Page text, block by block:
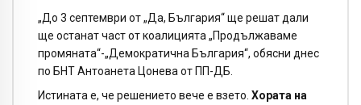
„До 3 септември от „Да, България“ ще решат дали
ще останат част от коалицията „Продължаваме
промяната“-„Демократична България“, обясни днес
по БНТ Антоанета Цонева от ПП-ДБ.
Истината е, че решението вече е взето. Хората на